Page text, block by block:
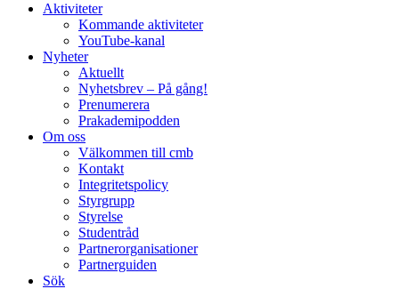
Aktiviteter
Kommande aktiviteter
YouTube-kanal
Nyheter
Aktuellt
Nyhetsbrev – På gång!
Prenumerera
Prakademipodden
Om oss
Välkommen till cmb
Kontakt
Integritetspolicy
Styrgrupp
Styrelse
Studentråd
Partnerorganisationer
Partnerguiden
Sök